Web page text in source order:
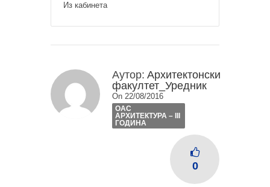
Из кабинета
Аутор: Архитектонски
факултет_Уредник
On 22/08/2016
ОАС
АРХИТЕКТУРА – III
ГОДИНА
0